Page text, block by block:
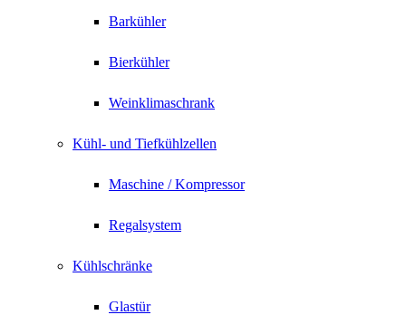
Barkühler
Bierkühler
Weinklimaschrank
Kühl- und Tiefkühlzellen
Maschine / Kompressor
Regalsystem
Kühlschränke
Glastür